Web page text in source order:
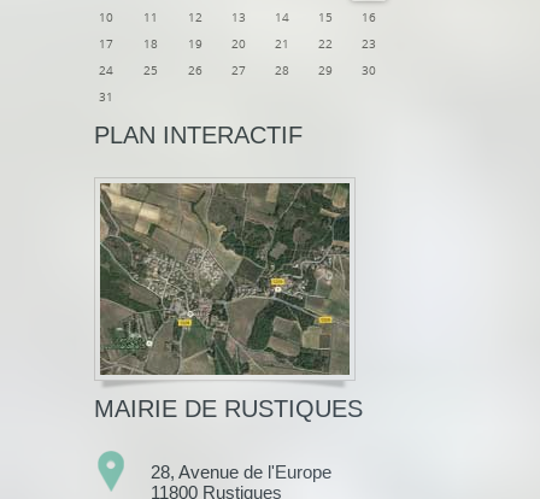
10
11 12 13 14 15
16
17
18 19 20 21 22
23
24
25 26 27 28 29
30
31
PLAN INTERACTIF
MAIRIE DE RUSTIQUES
28, Avenue de l'Europe
11800 Rustiques